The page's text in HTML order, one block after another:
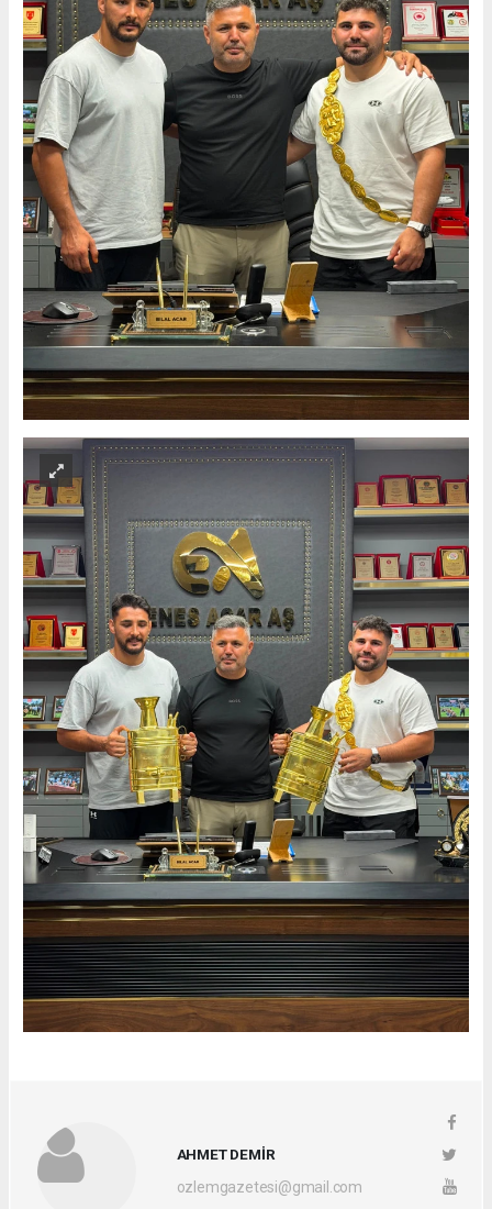
AHMET DEMİR
ozlemgazetesi@gmail.com